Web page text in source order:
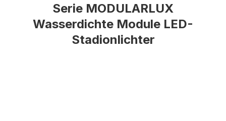
Serie MODULARLUX
Wasserdichte Module LED-
Stadionlichter